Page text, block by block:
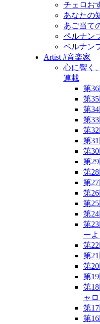
チェロお
あなたの
あご当て
ペルナン
ペルナン
Artist #音楽家
心に響く
連載
第
第
第
第
第
第
第
第
第
第
第
第
第
第
ーよ
第
第
第
第
第
ャ
第
第